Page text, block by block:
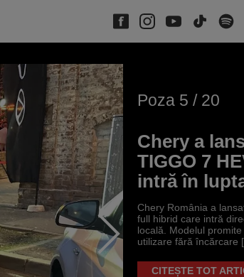
Poza 5 / 20
Chery a
TIGGO 7
intră în
Chery România a
full hibrid care intră
locală. Modelul
utilizare fără încărcare
CITEȘTE TOT